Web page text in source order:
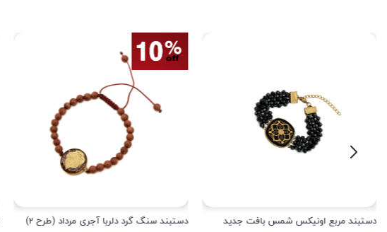
دستبند مربع اونیکس شمس بافت جدید
دستبند سنگ گرد دلربا آجری مرداد (طرح 2)